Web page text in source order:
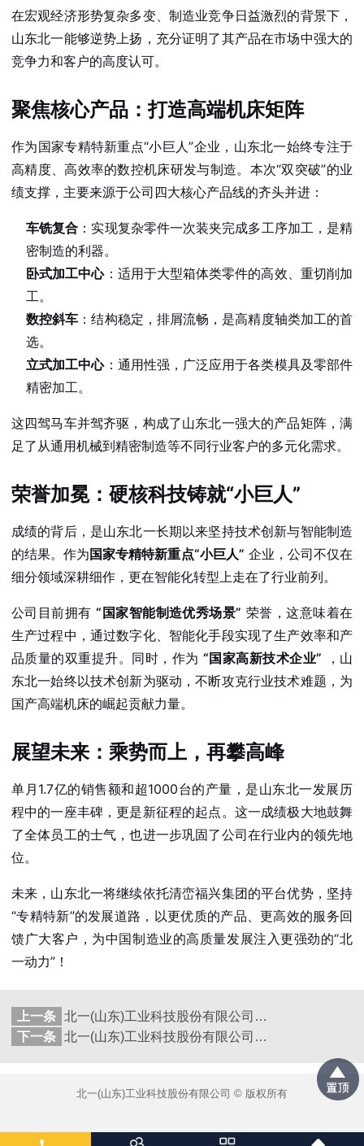
在宏观经济形势复杂多变、制造业竞争日益激烈的背景下，
山东北一能够逆势上扬，充分证明了其产品在市场中强大的
竞争力和客户的高度认可。
聚焦核心产品：打造高端机床矩阵
作为国家专精特新重点“小巨人”企业，山东北一始终专注于
高精度、高效率的数控机床研发与制造。本次“双突破”的业
绩支撑，主要来源于公司四大核心产品线的齐头并进：
车铣复合 ：实现复杂零件一次装夹完成多工序加工，是精
密制造的利器。
卧式加工中心：适用于大型箱体类零件的高效、重切削加
工。
数控斜车 ：结构稳定，排屑流畅，是高精度轴类加工的首
选。
立式加工中心：通用性强，广泛应用于各类模具及零部件
精密加工。
这四驾马车并驾齐驱，构成了山东北一强大的产品矩阵，满
足了从通用机械到精密制造等不同行业客户的多元化需求。
荣誉加冕：硬核科技铸就“小巨人”
成绩的背后，是山东北一长期以来坚持技术创新与智能制造
的结果。作为 国家专精特新重点“小巨人” 企业，公司不仅在
细分领域深耕细作，更在智能化转型上走在了行业前列。
公司目前拥有“国家智能制造优秀场景” 荣誉，这意味着在
生产过程中，通过数字化、智能化手段实现了生产效率和产
品质量的双重提升。同时，作为 “国家高新技术企业” ，山
东北一始终以技术创新为驱动，不断攻克行业技术难题，为
国产高端机床的崛起贡献力量。
展望未来：乘势而上，再攀高峰
单月1.7亿的销售额和超1000台的产量，是山东北一发展历
程中的一座丰碑，更是新征程的起点。这一成绩极大地鼓舞
了全体员工的士气，也进一步巩固了公司在行业内的领先地
位。
未来，山东北一将继续依托清峦福兴集团的平台优势，坚持
“专精特新”的发展道路，以更优质的产品、更高效的服务回
馈广大客户，为中国制造业的高质量发展注入更强劲的“北
一动力”！
上一条
北一(山东)工业科技股份有限公司入选2025年山东省先进级智能工厂
下一条
北一(山东)工业科技股份有限公司入选2025年山东省先进级智能工厂
北一(山东)工业科技股份有限公司 © 版权所有